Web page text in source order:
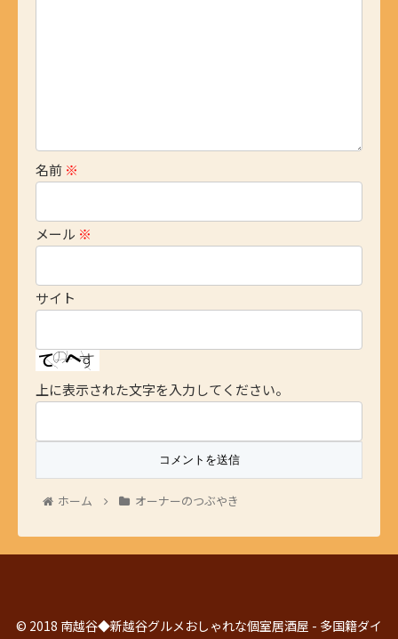
名前 ※
メール ※
サイト
上に表示された文字を入力してください。
ホーム オーナーのつぶやき
© 2018 南越谷◆新越谷グルメおしゃれな個室居酒屋 - 多国籍ダイ